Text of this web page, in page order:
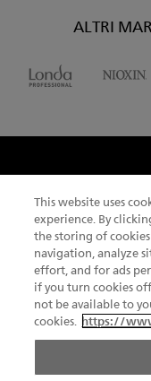
ALTRI
MAPPA DEL
A PROPOSITO DI
This website uses
experience. By
the storing of
navigation, analyze
effort, and for ads
if you turn cookies
not be available to
cookies. https://